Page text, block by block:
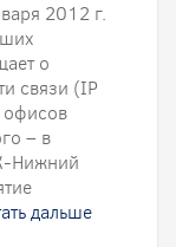
2012 г.
о
связи (IP
офисов
– в
Нижний
дальше